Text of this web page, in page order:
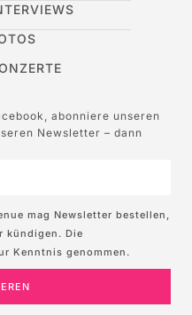
abonniere unseren
Newsletter – dann
mag Newsletter bestellen,
kündigen. Die
Kenntnis genommen.